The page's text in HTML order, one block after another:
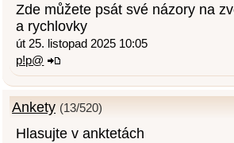
Zde můžete psát své názory na
a rychlovky
út 25. listopad 2025 10:05
p!p@
Ankety (13/520)
Hlasujte v anktetách